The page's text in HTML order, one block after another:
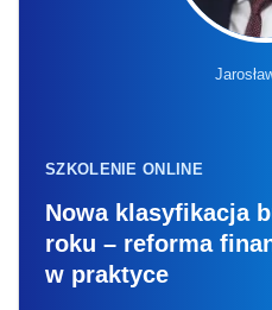
SZKOLENIE ONLINE
Nowa klasyfikacja
roku – reforma
w praktyce